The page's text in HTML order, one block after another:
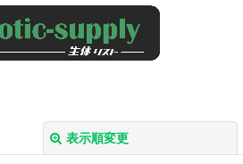
表示順変更